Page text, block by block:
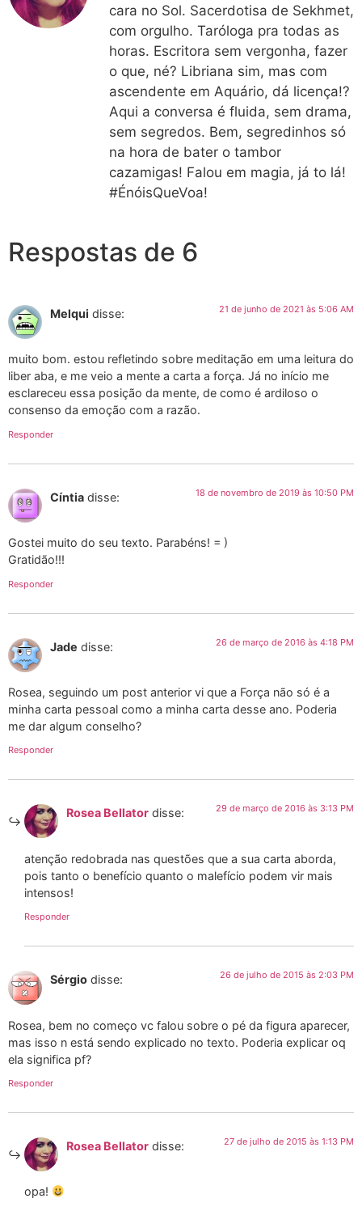
cara no Sol. Sacerdotisa de Sekhmet,
com orgulho. Taróloga pra todas as
horas. Escritora sem vergonha, fazer
o que, né? Libriana sim, mas com
ascendente em Aquário, dá licença!?
Aqui a conversa é fluida, sem drama,
sem segredos. Bem, segredinhos só
na hora de bater o tambor
cazamigas! Falou em magia, já to lá!
#ÉnóisQueVoa!
Respostas de 6
Melqui disse: 21 de junho de 2021 às 5:06 AM
muito bom. estou refletindo sobre meditação em uma leitura do
liber aba, e me veio a mente a carta a força. Já no início me
esclareceu essa posição da mente, de como é ardiloso o
consenso da emoção com a razão.
Responder
Cíntia disse: 18 de novembro de 2019 às 10:50 PM
Gostei muito do seu texto. Parabéns! = )
Gratidão!!!
Responder
Jade disse: 26 de março de 2016 às 4:18 PM
Rosea, seguindo um post anterior vi que a Força não só é a
minha carta pessoal como a minha carta desse ano. Poderia
me dar algum conselho?
Responder
Rosea Bellator disse: 29 de março de 2016 às 3:13 PM
atenção redobrada nas questões que a sua carta aborda,
pois tanto o benefício quanto o malefício podem vir mais
intensos!
Responder
Sérgio disse: 26 de julho de 2015 às 2:03 PM
Rosea, bem no começo vc falou sobre o pé da figura aparecer,
mas isso n está sendo explicado no texto. Poderia explicar oq
ela significa pf?
Responder
Rosea Bellator disse: 27 de julho de 2015 às 1:13 PM
opa!